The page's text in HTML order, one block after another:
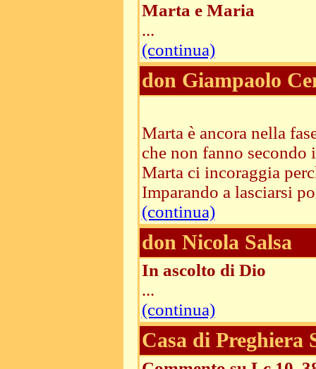
Marta e Maria
...
(continua)
don Giampaolo
Marta è ancora nella
che non fanno
Marta ci incoraggia
Imparando a lasciarsi
(continua)
don Nicola Salsa
In ascolto di Dio
...
(continua)
Casa di Preghiera